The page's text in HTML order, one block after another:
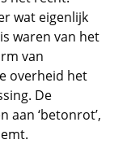
wat eigenlijk
waren van het
van
overheid het
De
aan ‘betonrot’,